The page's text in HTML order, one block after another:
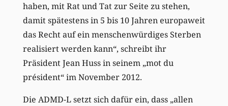
haben, mit Rat und Tat zur Seite zu stehen,
damit spätestens in 5 bis 10 Jahren europaweit
das Recht auf ein menschenwürdiges Sterben
realisiert werden kann“, schreibt ihr
Präsident Jean Huss in seinem „mot du
président“ im November 2012.
Die ADMD-L setzt sich dafür ein, dass „allen